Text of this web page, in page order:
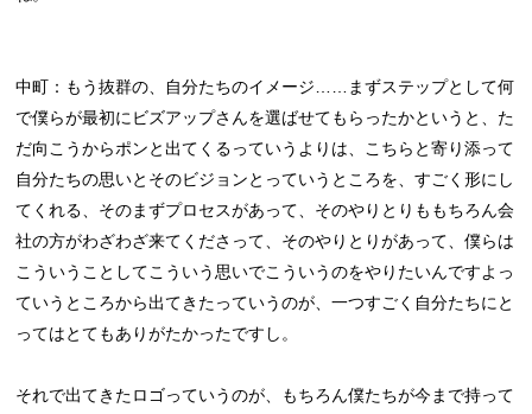
中町：もう抜群の、自分たちのイメージ……まずステップとして何
で僕らが最初にビズアップさんを選ばせてもらったかというと、た
だ向こうからポンと出てくるっていうよりは、こちらと寄り添って
自分たちの思いとそのビジョンとっていうところを、すごく形にし
てくれる、そのまずプロセスがあって、そのやりとりももちろん会
社の方がわざわざ来てくださって、そのやりとりがあって、僕らは
こういうことしてこういう思いでこういうのをやりたいんですよっ
ていうところから出てきたっていうのが、一つすごく自分たちにと
ってはとてもありがたかったですし。
それで出てきたロゴっていうのが、もちろん僕たちが今まで持って